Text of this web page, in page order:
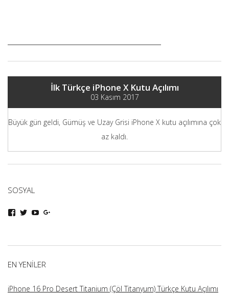
İlk Türkçe iPhone X Kutu Açılımı
03 Kasım 2017
Büyük gün geldi, Gümüş ve Uzay Grisi iPhone X kutu açılımına çok
az kaldı.
SOSYAL
iphoneturka
profilini
iphoneturka
profilini
iphoneturka
profiliniprofilini
EN YENILER
iPhone 16 Pro Desert Titanium (Çöl Titanyum) Türkçe Kutu Açılımı